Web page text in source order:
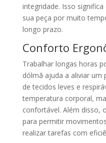
integridade. Isso
sua peça por muito
longo prazo.
Conforto
Trabalhar longas horas
dólmã ajuda a aliviar um
de tecidos leves e
temperatura corporal,
confortável. Além disso,
para permitir
realizar tarefas com